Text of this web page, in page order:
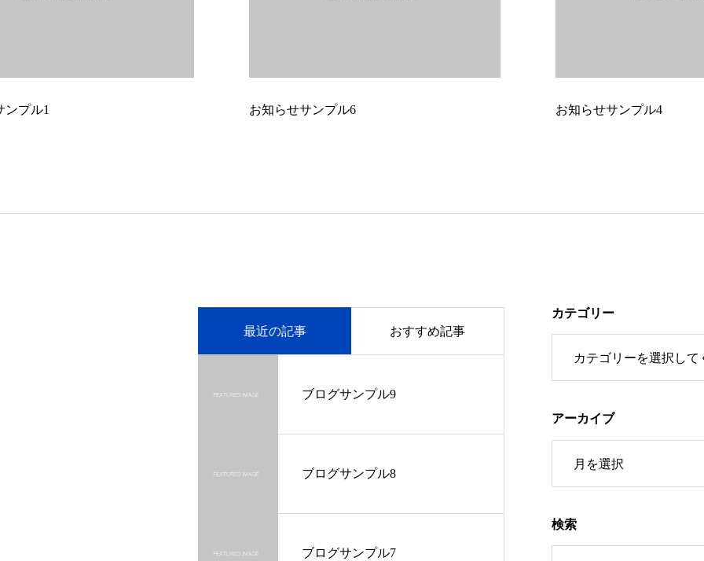
最近の記事 おすすめ記事
ブログサンプル9
ブログサンプル8
ブログサンプル7
ブログサンプル9
ブログサンプル8
ブログサンプル7
カテゴリー
アーカイブ
検索